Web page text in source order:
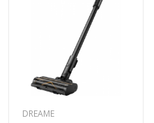
DREAME